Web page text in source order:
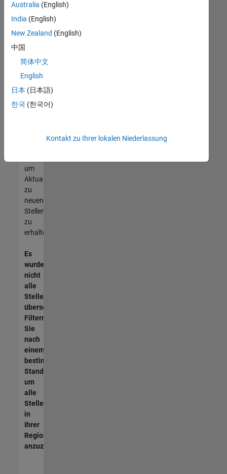
keine
offenen
Stellen
können,
die
Ihren
entsprechen,
werden
unseres
um
Aktualisierungen
zu
neuen
Stellenangeboten
zu
erhalten.
Es
wurden
nicht
alle
Stellen
übersetzt.
Filtern
Sie
nach
einem
bestimmten
Standort,
um
alle
Stellenangebote
in
Ihrer
Region
anzuzeigen.
Australia (English)
India (English)
New Zealand (English)
中国
简体中文
English
日本 (日本語)
한국 (한국어)
Kontakt zu Ihrer lokalen Niederlassung